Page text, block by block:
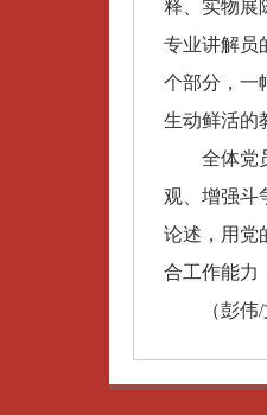
释、实物展
专业讲解员
个部分，一
生动鲜活的
全体党员
观、增强斗
论述，用党
合工作能力
（彭伟/